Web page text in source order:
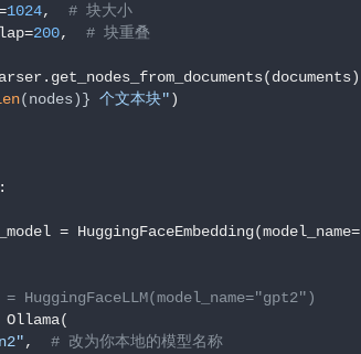
1024, # 块大小
200, # 块重叠
(nodes)} 个文本块")
= HuggingFaceEmbedding(model_name=
Ollama(
, # 改为你本地的模型名称